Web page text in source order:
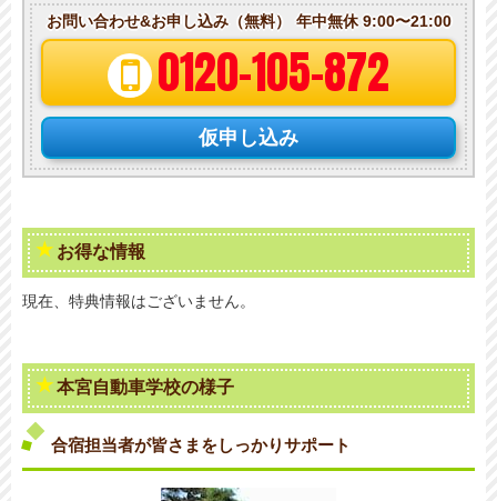
お問い合わせ&お申し込み（無料） 年中無休 9:00〜21:00
0120-105-872
仮申し込み
お得な情報
現在、特典情報はございません。
本宮自動車学校の様子
合宿担当者が皆さまをしっかりサポート